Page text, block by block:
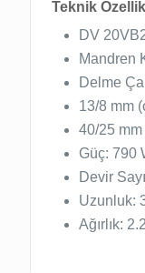
Teknik
DV
Mandren
Delme
13/8 mm
40/25
Güç: 790
Devir
Uzunluk:
Ağırlık: